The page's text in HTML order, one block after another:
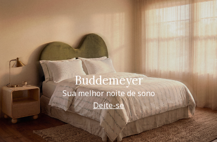
Buddemeyer
Sua melhor noite de sono
Deite-se